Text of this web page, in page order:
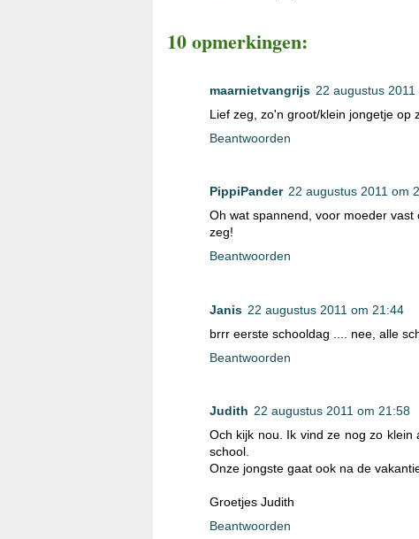
10 opmerkingen:
maarnietvangrijs 22 augustus
Lief zeg, zo'n groot/klein jongetje op
Beantwoorden
PippiPander 22 augustus 2011 om
Oh wat spannend, voor moeder
zeg!
Beantwoorden
Janis 22 augustus 2011 om 21:44
brrr eerste schooldag .... nee, alle
Beantwoorden
Judith 22 augustus 2011 om 21:58
Och kijk nou. Ik vind ze nog zo
school.
Onze jongste gaat ook na de
Groetjes Judith
Beantwoorden